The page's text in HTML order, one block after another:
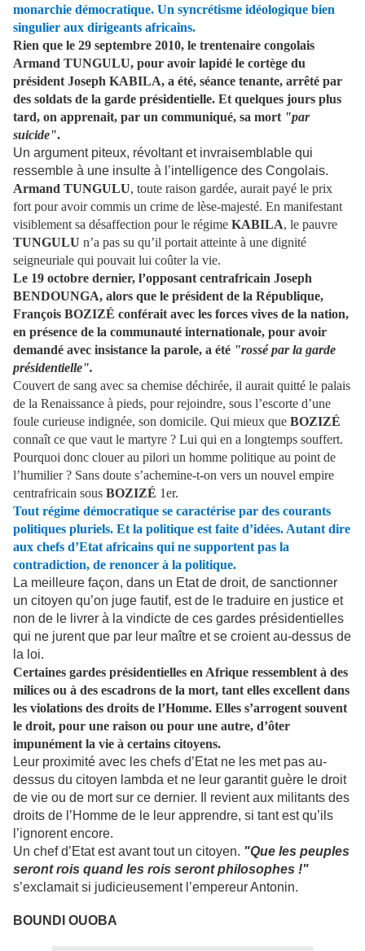
monarchie démocratique. Un syncrétisme idéologique bien
singulier aux dirigeants africains.
Rien que le 29 septembre 2010, le trentenaire congolais
Armand TUNGULU, pour avoir lapidé le cortège du
président Joseph KABILA, a été, séance tenante, arrêté par
des soldats de la garde présidentielle. Et quelques jours plus
tard, on apprenait, par un communiqué, sa mort "par
suicide".
Un argument piteux, révoltant et invraisemblable qui
ressemble à une insulte à l’intelligence des Congolais.
Armand TUNGULU, toute raison gardée, aurait payé le prix
fort pour avoir commis un crime de lèse-majesté. En manifestant
visiblement sa désaffection pour le régime KABILA, le pauvre
TUNGULU n’a pas su qu’il portait atteinte à une dignité
seigneuriale qui pouvait lui coûter la vie.
Le 19 octobre dernier, l’opposant centrafricain Joseph
BENDOUNGA, alors que le président de la République,
François BOZIZÉ conférait avec les forces vives de la nation,
en présence de la communauté internationale, pour avoir
demandé avec insistance la parole, a été "rossé par la garde
présidentielle".
Couvert de sang avec sa chemise déchirée, il aurait quitté le palais
de la Renaissance à pieds, pour rejoindre, sous l’escorte d’une
foule curieuse indignée, son domicile. Qui mieux que BOZIZÉ
connaît ce que vaut le martyre ? Lui qui en a longtemps souffert.
Pourquoi donc clouer au pilori un homme politique au point de
l’humilier ? Sans doute s’achemine-t-on vers un nouvel empire
centrafricain sous BOZIZÉ 1er.
Tout régime démocratique se caractérise par des courants
politiques pluriels. Et la politique est faite d’idées. Autant dire
aux chefs d’Etat africains qui ne supportent pas la
contradiction, de renoncer à la politique.
La meilleure façon, dans un Etat de droit, de sanctionner
un citoyen qu’on juge fautif, est de le traduire en justice et
non de le livrer à la vindicte de ces gardes présidentielles
qui ne jurent que par leur maître et se croient au-dessus de
la loi.
Certaines gardes présidentielles en Afrique ressemblent à des
milices ou à des escadrons de la mort, tant elles excellent dans
les violations des droits de l’Homme. Elles s’arrogent souvent
le droit, pour une raison ou pour une autre, d’ôter
impunément la vie à certains citoyens.
Leur proximité avec les chefs d’Etat ne les met pas au-
dessus du citoyen lambda et ne leur garantit guère le droit
de vie ou de mort sur ce dernier. Il revient aux militants des
droits de l’Homme de le leur apprendre, si tant est qu’ils
l’ignorent encore.
Un chef d’Etat est avant tout un citoyen. "Que les peuples
seront rois quand les rois seront philosophes !"
s’exclamait si judicieusement l’empereur Antonin.
BOUNDI OUOBA